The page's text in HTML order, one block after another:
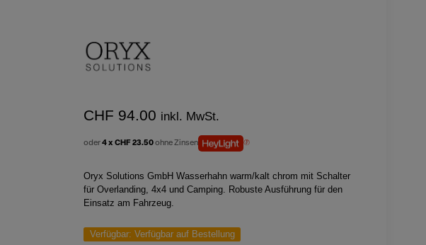
CHF 94.00 inkl. MwSt.
oder4 x CHF 23.50ohne Zinsen
Oryx Solutions GmbH Wasserhahn warm/kalt chrom mit Schalter
für Overlanding, 4x4 und Camping. Robuste Ausführung für den
Einsatz am Fahrzeug.
Verfügbar: Verfügbar auf Bestellung